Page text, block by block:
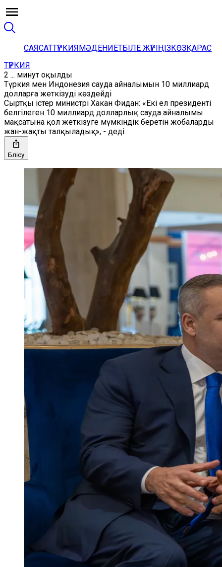
САЯСАТТҮРКИЯМӘДЕНИЕТБІЛЕ ЖҮРІҢІЗКӨЗҚАРАС
ТҮРКИЯ
2 ... минут оқылды
Түркия мен Индонезия сауда айналымын 10 миллиард
долларға жеткізуді көздейді
Сыртқы істер министрі Хакан Фидан: «Екі ел президенті
белгілеген 10 миллиард долларлық сауда айналымы
мақсатына қол жеткізуге мүмкіндік беретін жобаларды
жан-жақты талқыладық», - деді.
Бөлісу